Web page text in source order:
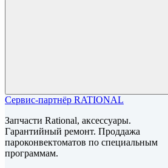
Сервис-партнёр RATIONAL
Запчасти Rational, аксессуары.
Гарантийный ремонт. Проддажа
пароконвектоматов по специальным
программам.